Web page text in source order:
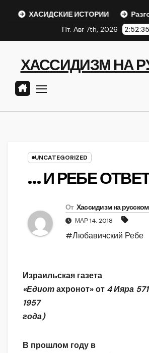
ХАСИДСКИЕ ИСТОРИИ Разговор с
Пт. Авг 7th, 2026
ХАССИДИЗМ НА
UNCATEGORIZED
… И РЕБЕ
От Хассидизм на русском
МАР 14, 2018
#Любавичский Ребе
Израильская газета
«Едиотахронот» от 4 Ияра
1957
года)
В прошлом году в